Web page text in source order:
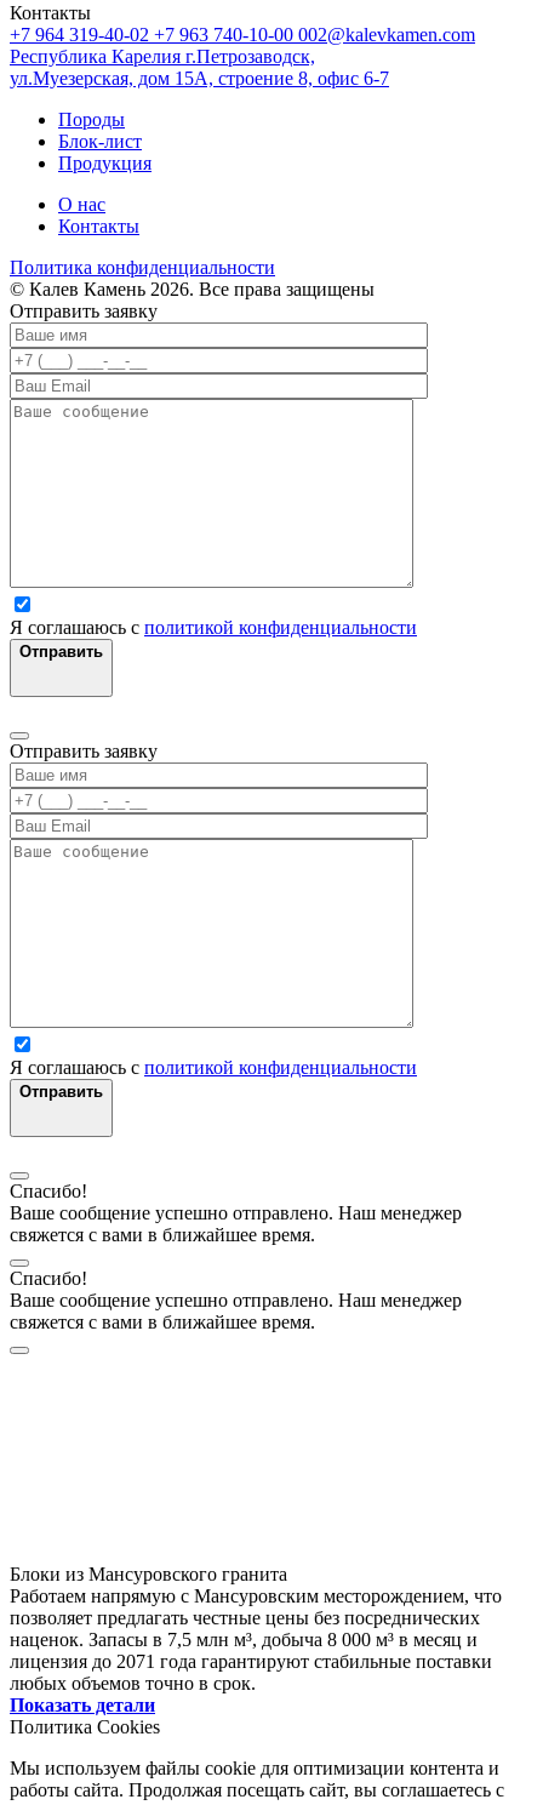
Контакты
+7 964 319-40-02 +7 963 740-10-00 002@kalevkamen.com
Республика Карелия г.Петрозаводск,
ул.Муезерская, дом 15А, строение 8, офис 6-7
Породы
Блок-лист
Продукция
О нас
Контакты
Политика конфиденциальности
© Калев Камень 2026. Все права защищены
Отправить заявку
Я соглашаюсь с политикой конфиденциальности
Отправить
Отправить заявку
Я соглашаюсь с политикой конфиденциальности
Отправить
Спасибо!
Ваше сообщение успешно отправлено. Наш менеджер
свяжется с вами в ближайшее время.
Спасибо!
Ваше сообщение успешно отправлено. Наш менеджер
свяжется с вами в ближайшее время.
Блоки из Мансуровского гранита
Работаем напрямую с Мансуровским месторождением, что
позволяет предлагать честные цены без посреднических
наценок. Запасы в 7,5 млн м³, добыча 8 000 м³ в месяц и
лицензия до 2071 года гарантируют стабильные поставки
любых объемов точно в срок.
Показать детали
Политика Cookies
Мы используем файлы cookie для оптимизации контента и
работы сайта. Продолжая посещать сайт, вы соглашаетесь с